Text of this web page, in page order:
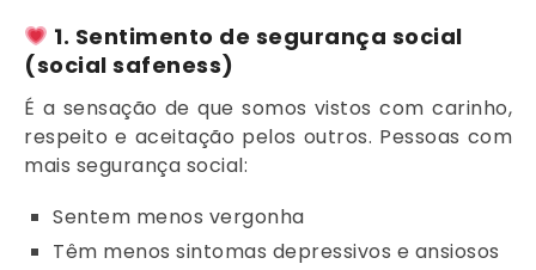
1. Sentimento de segurança social
(social safeness)
É a sensação de que somos vistos com carinho,
respeito e aceitação pelos outros. Pessoas com
mais segurança social:
Sentem menos vergonha
Têm menos sintomas depressivos e ansiosos